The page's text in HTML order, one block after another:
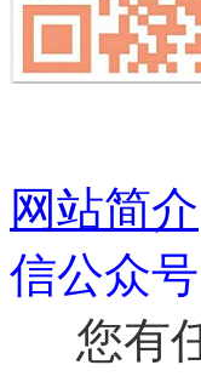
网站简介
信公众号
您有